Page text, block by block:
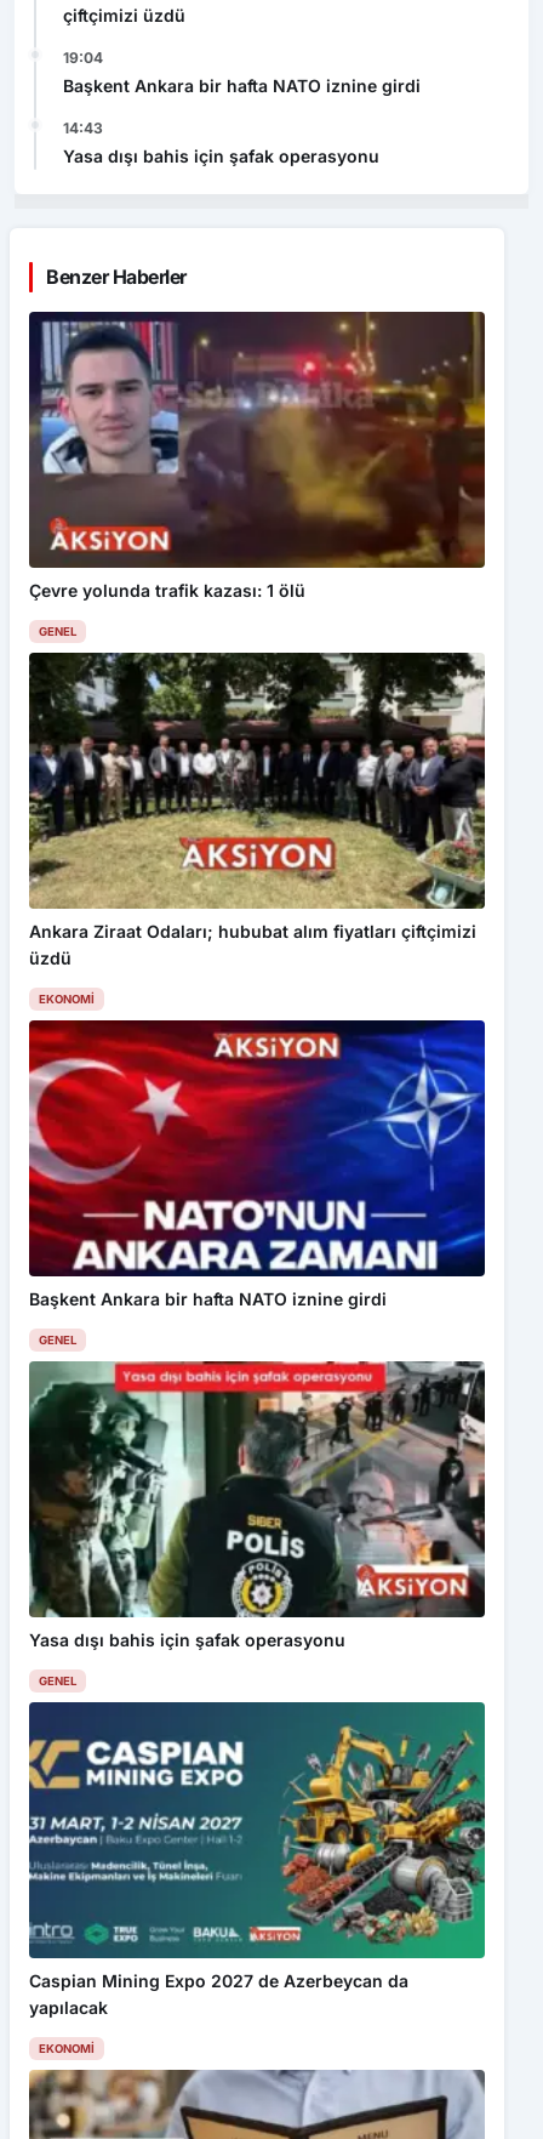
çiftçimizi üzdü
19:04
Başkent Ankara bir hafta NATO iznine girdi
14:43
Yasa dışı bahis için şafak operasyonu
Benzer Haberler
Çevre yolunda trafik kazası: 1 ölü
GENEL
Ankara Ziraat Odaları; hububat alım fiyatları çiftçimizi
üzdü
EKONOMI
Başkent Ankara bir hafta NATO iznine girdi
GENEL
Yasa dışı bahis için şafak operasyonu
GENEL
Caspian Mining Expo 2027 de Azerbeycan da
yapılacak
EKONOMI